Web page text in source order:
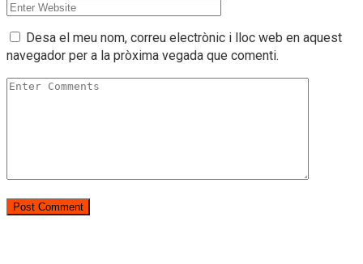
Desa el meu nom, correu electrònic i lloc web en aquest
navegador per a la pròxima vegada que comenti.